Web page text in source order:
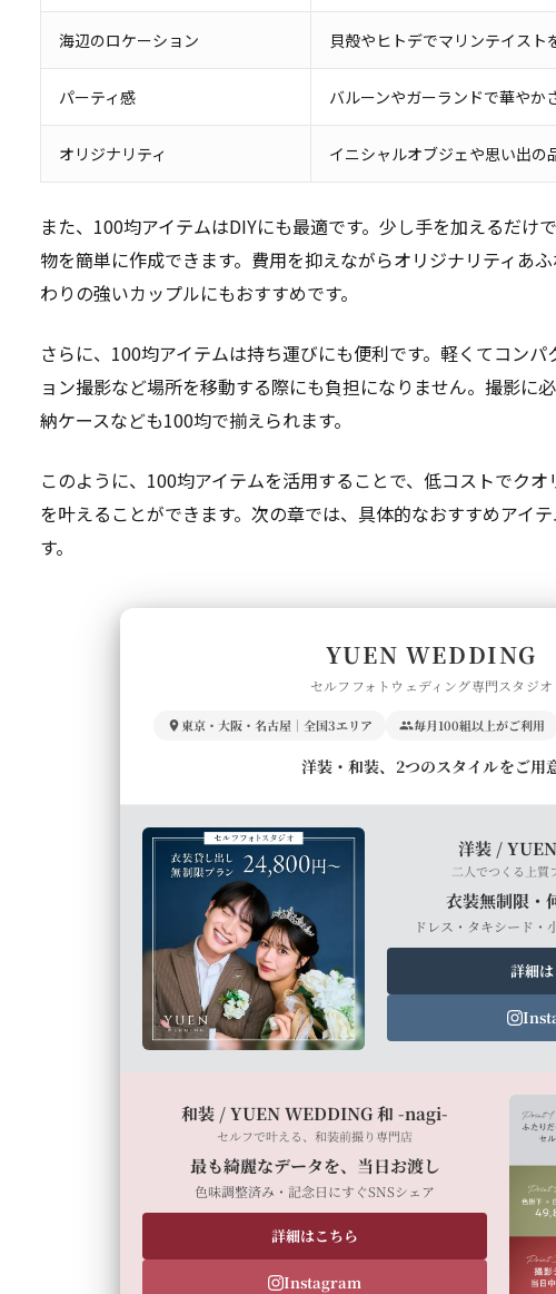
海辺のロケーション 貝殻やヒトデでマリンテイスト
パーティ感 バルーンやガーランドで華やか
オリジナリティ イニシャルオブジェや思い出の
また、100均アイテムはDIYにも最適です。少し手を加えるだけ
物を簡単に作成できます。費用を抑えながらオリジナリティあ
わりの強いカップルにもおすすめです。
さらに、100均アイテムは持ち運びにも便利です。軽くてコン
ョン撮影など場所を移動する際にも負担になりません。撮影に
納ケースなども100均で揃えられます。
このように、100均アイテムを活用することで、低コストでク
を叶えることができます。次の章では、具体的なおすすめアイ
す。
YUEN WEDDING
セルフフォトウェディング専門スタジオ
東京・大阪・名古屋｜全国3エリア 毎月100組以上がご利用
洋装・和装、2つのスタイルをご用
洋装 /
二人でつくる上
衣装無制限・
ドレス・タキシード・
詳細
和装 / YUEN WEDDING 和 -nagi-
セルフで叶える、和装前撮り専門店
最も綺麗なデータを、当日お渡し
色味調整済み・記念日にすぐSNSシェア
詳細はこちら
Instagram